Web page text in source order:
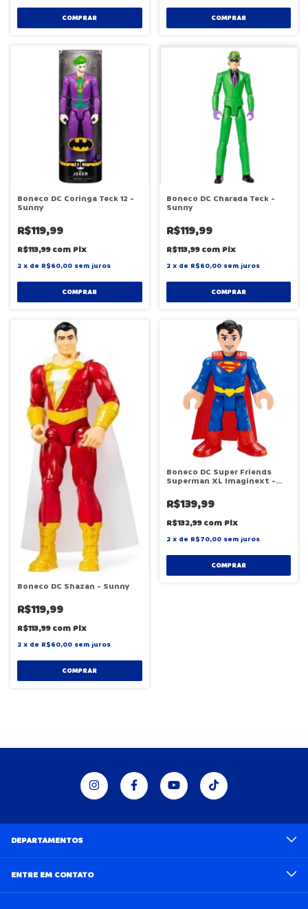
COMPRAR COMPRAR
Boneco DC Coringa Teck 12 -
Sunny
R$119,99
R$113,99com Pix
2 x de R$60,00 sem juros
COMPRAR
Boneco DC Charada Teck -
Sunny
R$119,99
R$113,99com Pix
2 x de R$60,00 sem juros
COMPRAR
Boneco DC Shazan - Sunny
R$119,99
R$113,99com Pix
2 x de R$60,00 sem juros
COMPRAR
Boneco DC Super Friends
Superman XL Imaginext -
R$139,99
R$132,99com Pix
2 x de R$70,00 sem juros
COMPRAR
DEPARTAMENTOS
ENTRE EM CONTATO